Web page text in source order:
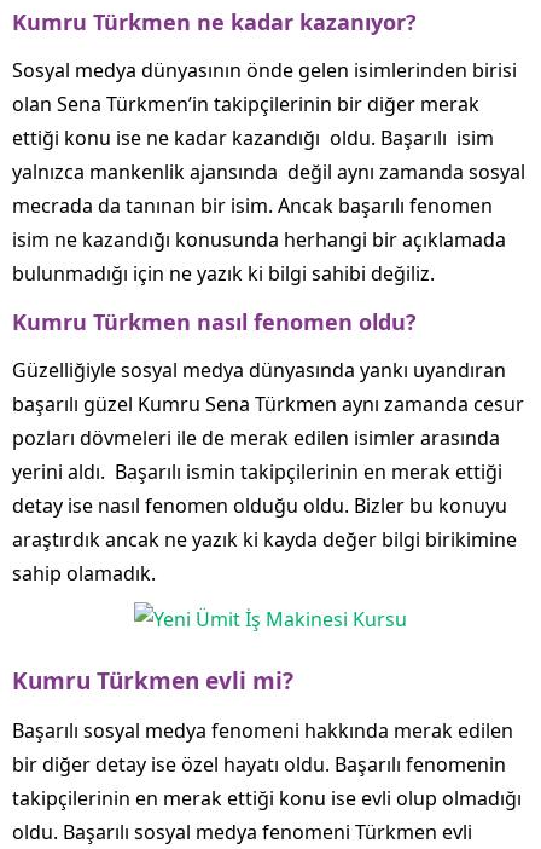
Kumru Türkmen ne kadar kazanıyor?
Sosyal medya dünyasının önde gelen isimlerinden birisi
olan Sena Türkmen’in takipçilerinin bir diğer merak
ettiği konu ise ne kadar kazandığı oldu. Başarılı isim
yalnızca mankenlik ajansında değil aynı zamanda sosyal
mecrada da tanınan bir isim. Ancak başarılı fenomen
isim ne kazandığı konusunda herhangi bir açıklamada
bulunmadığı için ne yazık ki bilgi sahibi değiliz.
Kumru Türkmen nasıl fenomen oldu?
Güzelliğiyle sosyal medya dünyasında yankı uyandıran
başarılı güzel Kumru Sena Türkmen aynı zamanda cesur
pozları dövmeleri ile de merak edilen isimler arasında
yerini aldı. Başarılı ismin takipçilerinin en merak ettiği
detay ise nasıl fenomen olduğu oldu. Bizler bu konuyu
araştırdık ancak ne yazık ki kayda değer bilgi birikimine
sahip olamadık.
Kumru Türkmen evli mi?
Başarılı sosyal medya fenomeni hakkında merak edilen
bir diğer detay ise özel hayatı oldu. Başarılı fenomenin
takipçilerinin en merak ettiği konu ise evli olup olmadığı
oldu. Başarılı sosyal medya fenomeni Türkmen evli